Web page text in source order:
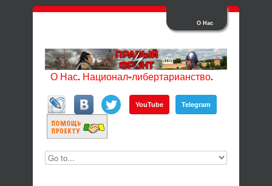
О Нас
О Нас. Национал-либертарианство.
YouTube Telegram